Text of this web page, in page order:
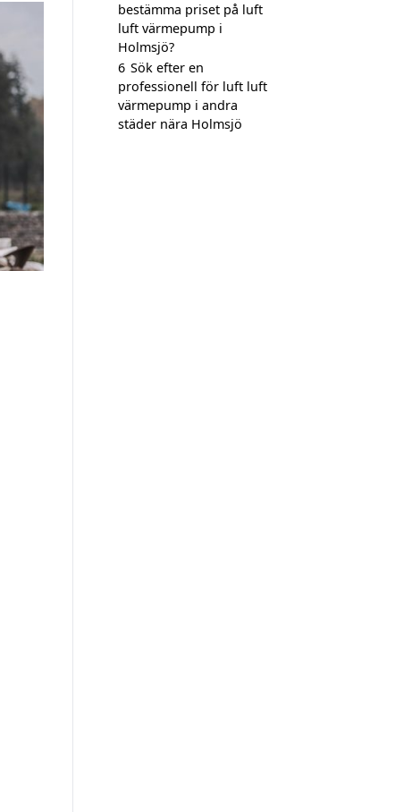
bestämma priset på luft
luft värmepump i
Holmsjö?
6 Sök efter en
professionell för luft luft
värmepump i andra
städer nära Holmsjö